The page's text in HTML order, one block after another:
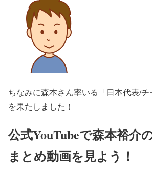
ちなみに森本さん率いる「日本代表/チ
を果たしました！
公式YouTubeで森本裕介
まとめ動画を見よう！